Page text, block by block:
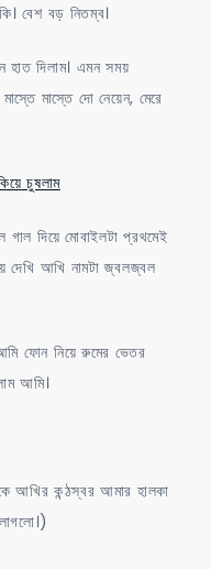
বেশ বড় নিতম্ব।
হাত দিলাম। এমন সময়
মাস্তে দো নেয়েন, মেরে
চুষলাম
দিয়ে মোবাইলটা প্রথমেই
দেখি আখি নামটা জ্বলজ্বল
ফোন নিয়ে রুমের ভেতর
আমি।
আখির কন্ঠস্বর আমার হালকা